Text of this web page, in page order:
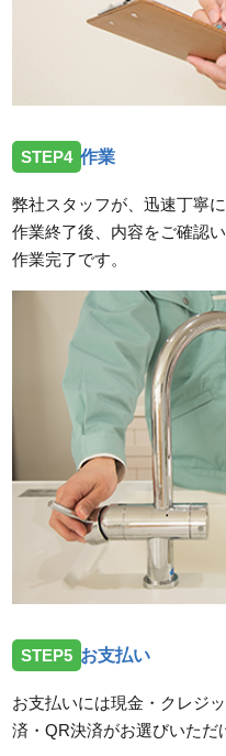
STEP4 作業
弊社スタッフが、迅速丁寧
作業終了後、内容をご確認
作業完了です。
STEP5 お支払い
お支払いには現金・クレジ
済・QR決済がお選びいただ